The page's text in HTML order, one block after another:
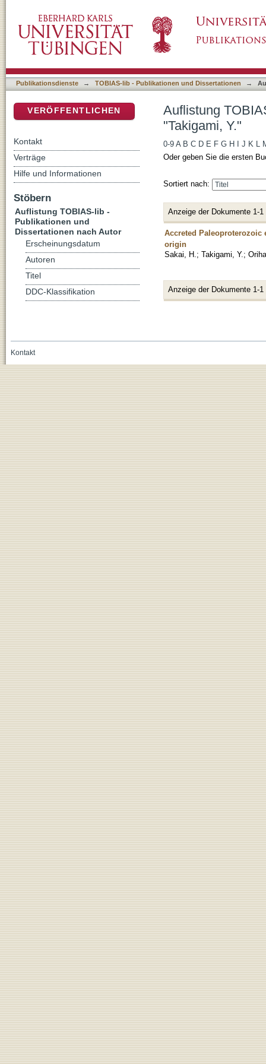
Publikationsdienste → TOBIAS-lib - Publikationen und Dissertationen →
Auflistung
"Takigami, Y."
0-9 A B C D E F G H J K L
Oder geben Sie die ersten
Sortiert nach:
Anzeige der Dokumente 1-1
Accreted
origin
Sakai, H. ; Takigami, Y. ;
Anzeige der Dokumente 1-1
VERÖFFENTLICHEN
Kontakt
Verträge
Hilfe und Informationen
Stöbern
Auflistung TOBIAS-lib -
Publikationen und
Dissertationen nach Autor
Erscheinungsdatum
Autoren
Titel
DDC-Klassifikation
Kontakt